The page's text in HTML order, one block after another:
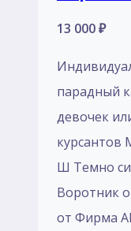
13 000₽
парадный
девочек
Ш Темно
Воротник
от Фирма